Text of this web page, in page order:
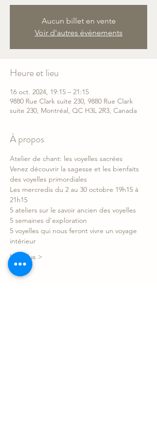
Aucun billet en vente
Voir d'autres événements
Heure et lieu
16 oct. 2024, 19:15 – 21:15
9880 Rue Clark suite 230, 9880 Rue Clark
suite 230, Montréal, QC H3L 2R3, Canada
À propos
Atelier de chant: les voyelles sacrées
Venez découvrir la sagesse et les bienfaits
des voyelles primordiales
Les mercredis du 2 au 30 octobre 19h15 à
21h15
5 ateliers sur le savoir ancien des voyelles
5 semaines d’exploration
5 voyelles qui nous feront vivre un voyage
intérieur
Lire plus >